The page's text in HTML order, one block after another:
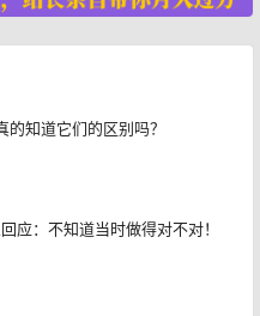
的知道它们的区别吗？
应：不知道当时做得对不对！